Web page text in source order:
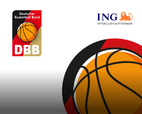
OFFIZIELLER HAUPTSPONSOR